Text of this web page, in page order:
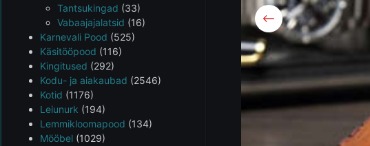
Tantsukingad (33)
Vabaajajalatsid (16)
Karnevali Pood (525)
Käsitööpood (116)
Kingitused (292)
Kodu- ja aiakaubad (2546)
Kotid (1176)
Leiunurk (194)
Lemmikloomapood (134)
Mööbel (1029)